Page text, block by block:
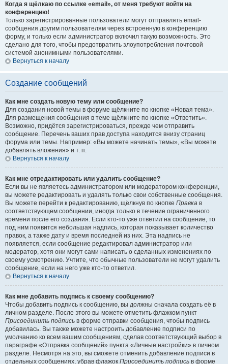
Когда я щёлкаю по ссылке «email», от меня требуют войти на
конференцию!
Только зарегистрированные пользователи могут отправлять email-
сообщения другим пользователям через встроенную в конференцию
форму, и только если администратор включил такую возможность. Это
сделано для того, чтобы предотвратить злоупотребления почтовой
системой анонимными пользователями.
Вернуться к началу
Создание сообщений
Как мне создать новую тему или сообщение?
Для создания новой темы в форуме щёлкните по кнопке «Новая тема».
Для размещения сообщения в теме щёлкните по кнопке «Ответить».
Возможно, придётся зарегистрироваться, прежде чем отправить
сообщение. Перечень ваших прав доступа находится внизу страниц
форума или темы. Например: «Вы можете начинать темы», «Вы можете
добавлять вложения» и т. п.
Вернуться к началу
Как мне отредактировать или удалить сообщение?
Если вы не являетесь администратором или модератором конференции,
вы можете редактировать и удалять только свои собственные сообщения.
Вы можете перейти к редактированию, щёлкнув по кнопке Правка в
соответствующем сообщении, иногда только в течение ограниченного
времени после его создания. Если кто-то уже ответил на сообщение, то
под ним появится небольшая надпись, которая показывает количество
правок, а также дату и время последней из них. Эта надпись не
появляется, если сообщение редактировал администратор или
модератор, хотя они могут сами написать о сделанных изменениях по
своему усмотрению. Учтите, что обычные пользователи не могут удалить
сообщение, если на него уже кто-то ответил.
Вернуться к началу
Как мне добавить подпись к своему сообщению?
Чтобы добавить подпись к сообщению, вы должны сначала создать её в
личном разделе. После этого вы можете отметить флажком пункт
Присоединить подпись в форме отправки сообщения, чтобы подпись
добавилась. Вы также можете настроить добавление подписи по
умолчанию ко всем вашим сообщениям, сделав соответствующий выбор в
параграфе «Отправка сообщений» пункта «Личные настройки» в личном
разделе. Несмотря на это, вы сможете отменить добавление подписи в
отдельных сообщениях, убрав флажок Присоединить подпись в форме